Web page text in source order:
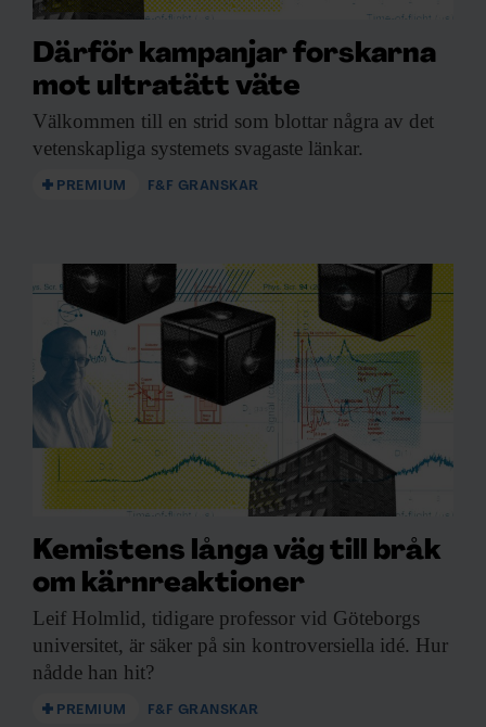
Därför kampanjar forskarna
mot ultratätt väte
Välkommen till en strid som blottar några av det
vetenskapliga systemets svagaste länkar.
PREMIUM F&F GRANSKAR
Kemistens långa väg till bråk
om kärnreaktioner
Leif Holmlid, tidigare professor vid Göteborgs
universitet, är säker på sin kontroversiella idé. Hur
nådde han hit?
PREMIUM F&F GRANSKAR